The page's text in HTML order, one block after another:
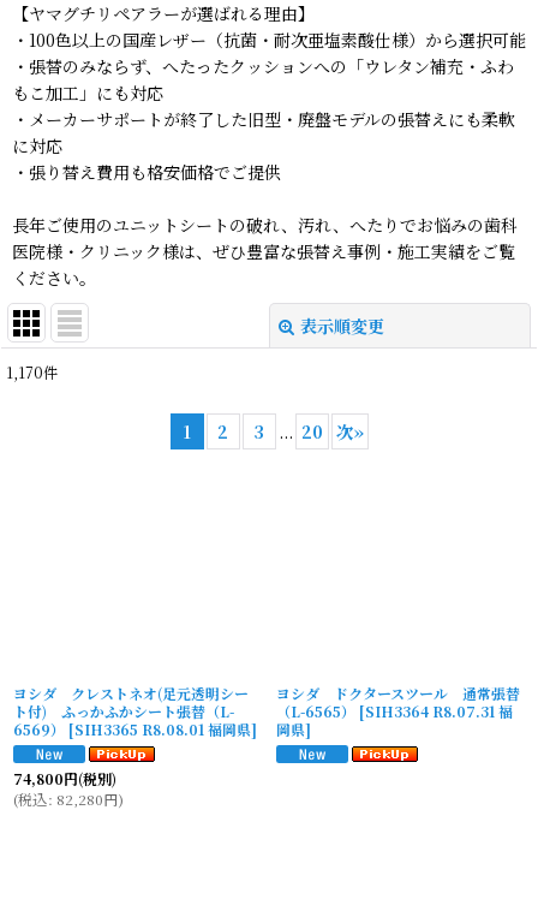
【ヤマグチリペアラーが選ばれる理由】
・100色以上の国産レザー（抗菌・耐次亜塩素酸仕様）から選択可能
・張替のみならず、へたったクッションへの「ウレタン補充・ふわ
もこ加工」にも対応
・メーカーサポートが終了した旧型・廃盤モデルの張替えにも柔軟
に対応
・張り替え費用も格安価格でご提供
長年ご使用のユニットシートの破れ、汚れ、へたりでお悩みの歯科
医院様・クリニック様は、ぜひ豊富な張替え事例・施工実績をご覧
ください。
表示順変更
1,170件
1 2 3 ... 20 次»
ヨシダ クレストネオ(足元透明シー
ト付) ふっかふかシート張替（L-
6569）
[SIH3365 R8.08.01 福岡県]
74,800円(税別)
(税込: 82,280円)
ヨシダ ドクタースツール 通常張替
（L-6565）
[SIH3364 R8.07.31 福
岡県]